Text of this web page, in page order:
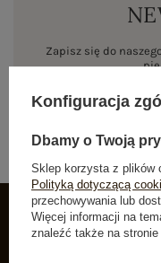
Zapisz się do
INFORMACJE O BUTIK
Konfiguracja
Dbamy o Twoją
Sklep korzysta z plików
Polityką dotyczącą
przechowywania lub
Więcej informacji na
znaleźć także na stronie